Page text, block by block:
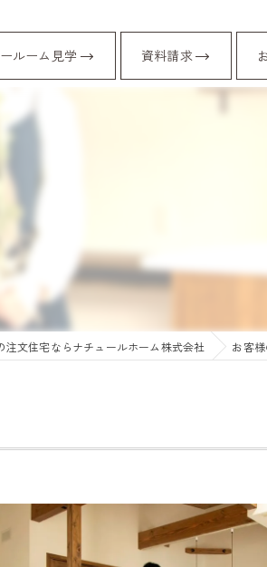
ルーム見学 資料請求
注文住宅ならナチュールホーム株式会社 お客